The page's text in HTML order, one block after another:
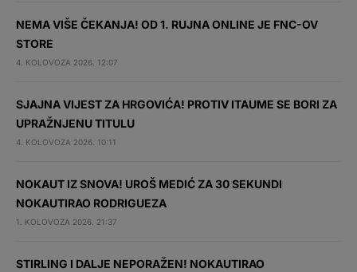
NEMA VIŠE ČEKANJA! OD 1. RUJNA ONLINE JE FNC-OV
STORE
4. KOLOVOZA 2026. 12:07
SJAJNA VIJEST ZA HRGOVIĆA! PROTIV ITAUME SE BORI ZA
UPRAŽNJENU TITULU
4. KOLOVOZA 2026. 10:11
NOKAUT IZ SNOVA! UROŠ MEDIĆ ZA 30 SEKUNDI
NOKAUTIRAO RODRIGUEZA
1. KOLOVOZA 2026. 21:37
STIRLING I DALJE NEPORAŽEN! NOKAUTIRAO